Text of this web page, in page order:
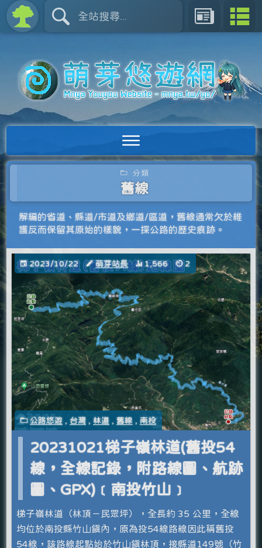
分類
舊線
解編的省道、縣道/市道及鄉道/區道，舊線通常欠於維
護反而保留其原始的樣貌，一探公路的歷史痕跡。
2023/10/22 萌芽站長 1,566 2
公路悠遊 ,台灣 ,林道 ,舊線 ,南投
20231021梯子嶺林道(舊投54
線，全線記錄，附路線圖、航跡
圖、GPX)﹝南投竹山﹞
梯子嶺林道（林頂－民眾坪），全長約 35 公里，全線
均位於南投縣竹山鎮內，原為投54線路線因此稱舊投
54線，該路線起點始於竹山鎮林頂，接縣道149號（竹